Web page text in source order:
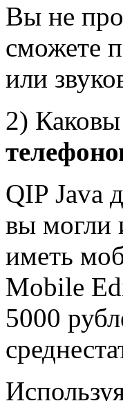
Вы не
сможете
или
2)
QIP Java
вы могли
иметь
Mobile
5000